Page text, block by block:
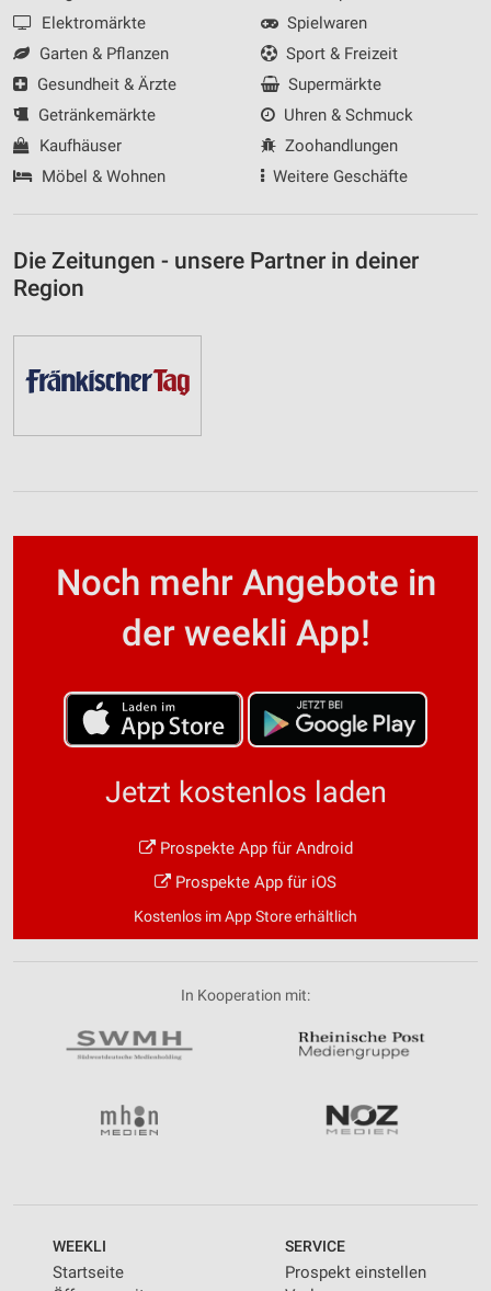
Elektromärkte
Garten & Pflanzen
Gesundheit & Ärzte
Getränkemärkte
Kaufhäuser
Möbel & Wohnen
Spielwaren
Sport & Freizeit
Supermärkte
Uhren & Schmuck
Zoohandlungen
Weitere Geschäfte
Die Zeitungen - unsere Partner in deiner
Region
Noch mehr Angebote in
der weekli App!
Jetzt kostenlos laden
Prospekte App für Android
Prospekte App für iOS
Kostenlos im App Store erhältlich
In Kooperation mit:
WEEKLI
Startseite
SERVICE
Prospekt einstellen